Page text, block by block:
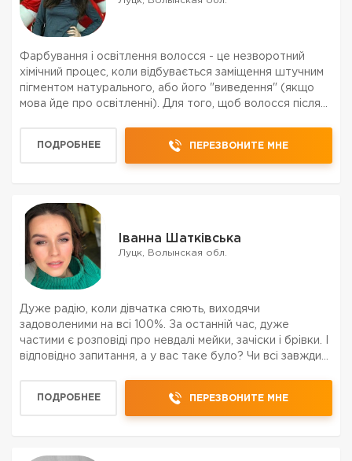
Фарбування і освітлення волосся - це незворотний
хімічний процес, коли відбувається заміщення штучним
пігментом натурального, або його "виведення" (якщо
мова йде про освітленні). Для того, щоб волосся після
ПОДРОБНЕЕ ПЕРЕЗВОНИТЕ МНЕ
Іванна Шатківська
Луцк, Волынская обл.
Дуже радію, коли дівчатка сяють, виходячи
задоволеними на всі 100%. За останній час, дуже
частими є розповіді про невдалі мейки, зачіски і брівки. І
відповідно запитання, а у вас таке було? Чи всі завжди
ПОДРОБНЕЕ ПЕРЕЗВОНИТЕ МНЕ